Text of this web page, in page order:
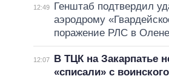
12:49
Генштаб подтвердил
аэродрому
поражение РЛС в
12:07
В ТЦК на Закарпатье
«списали» с